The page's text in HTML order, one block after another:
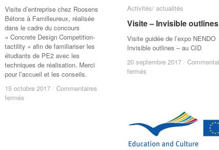
Visite d’entreprise chez Roosens
Bétons à Familleureux, réalisée
dans le cadre du concours
« Concrete Design Competition-
tactility » afin de familiariser les
étudiants de PE2 avec les
techniques de réalisation. Merci
pour l’accueil et les conseils.
15 octobre 2017 / Commentaires
fermés
15 octobre 2017 / Commentaires
fermés
Activités/ actualités
Visite – Invisible
Visite guidée de l’expo
Invisible outlines – au
20 septembre 2017 /
fermés
Activités/ actualités
Visite – Invisible
20 septembre 2017 /
fermés